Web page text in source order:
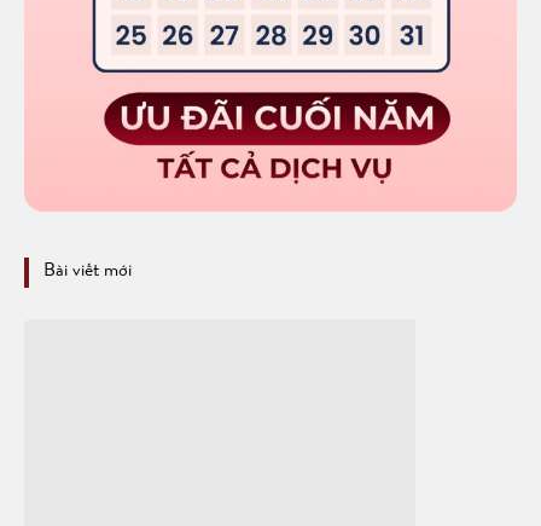
Bài viết mới